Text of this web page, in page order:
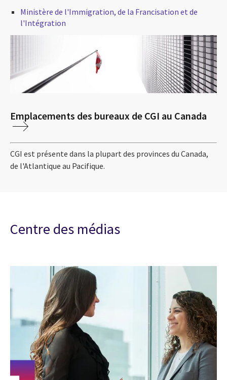
Ministère de l'Immigration, de la Francisation et de
l'Intégration
Emplacements des bureaux de CGI au Canada
CGI est présente dans la plupart des provinces du Canada,
de l'Atlantique au Pacifique.
Centre des médias